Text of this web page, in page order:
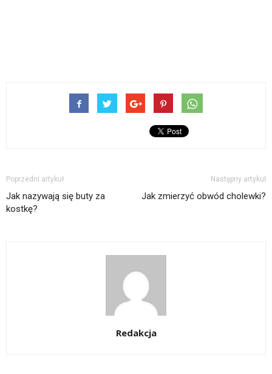
Poprzedni artykuł
Jak nazywają się buty za
kostkę?
Następny artykuł
Jak zmierzyć obwód cholewki?
Redakcja